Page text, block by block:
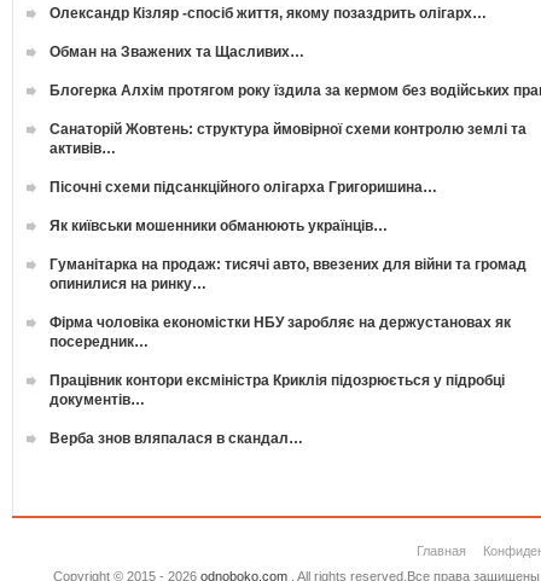
Олександр Кізляр -спосіб життя, якому позаздрить олігарх…
Обман на Зважених та Щасливих…
Блогерка Алхім протягом року їздила за кермом без водійських
Санаторій Жовтень: структура ймовірної схеми контролю землі та
активів…
Пісочні схеми підсанкційного олігарха Григоришина…
Як київськи мошенники обманюють українців…
Гуманітарка на продаж: тисячі авто, ввезених для війни та громад
опинилися на ринку…
Фірма чоловіка економістки НБУ заробляє на держустановах як
посередник…
Працівник контори ексміністра Криклія підозрюється у підробці
документів…
Верба знов вляпалася в скандал…
Главная
Copyright © 2015 - 2026 odnoboko.com. All rights reserved.Все права защищены.